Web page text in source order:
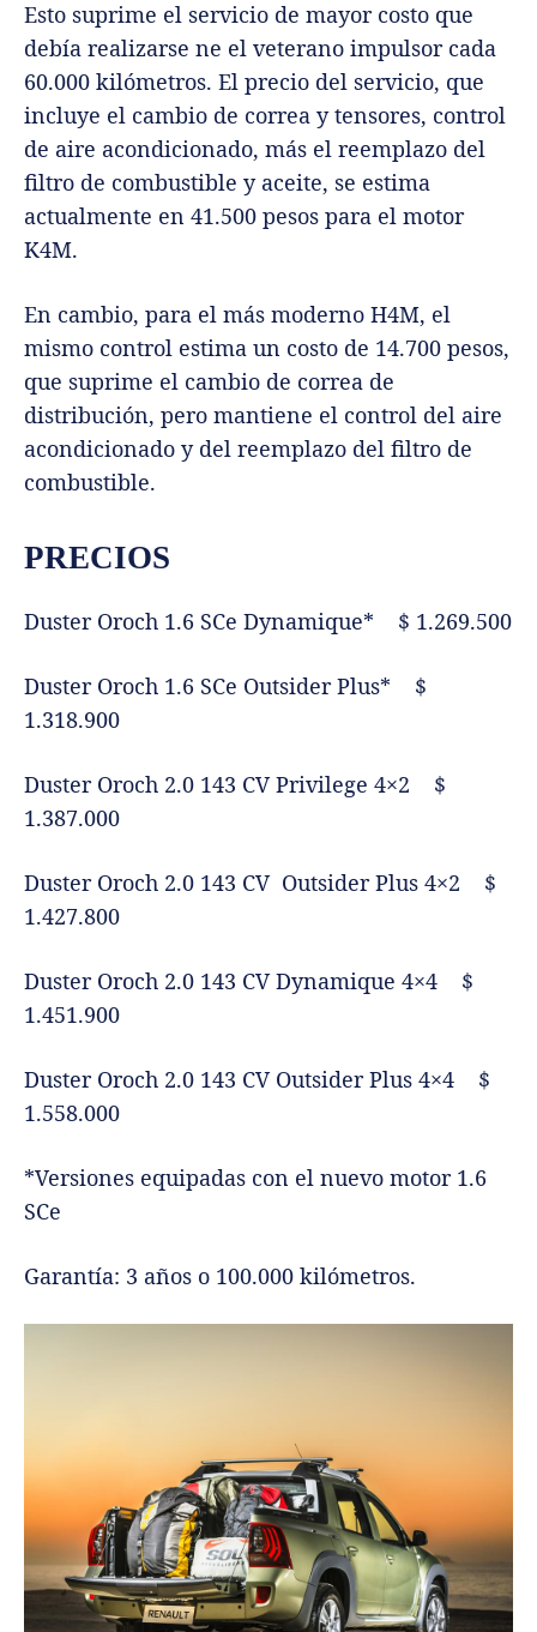
Esto suprime el servicio de mayor costo que
debía realizarse ne el veterano impulsor cada
60.000 kilómetros. El precio del servicio, que
incluye el cambio de correa y tensores, control
de aire acondicionado, más el reemplazo del
filtro de combustible y aceite, se estima
actualmente en 41.500 pesos para el motor
K4M.
En cambio, para el más moderno H4M, el
mismo control estima un costo de 14.700 pesos,
que suprime el cambio de correa de
distribución, pero mantiene el control del aire
acondicionado y del reemplazo del filtro de
combustible.
PRECIOS
Duster Oroch 1.6 SCe Dynamique* $ 1.269.500
Duster Oroch 1.6 SCe Outsider Plus* $
1.318.900
Duster Oroch 2.0 143 CV Privilege 4×2 $
1.387.000
Duster Oroch 2.0 143 CV Outsider Plus 4×2 $
1.427.800
Duster Oroch 2.0 143 CV Dynamique 4×4 $
1.451.900
Duster Oroch 2.0 143 CV Outsider Plus 4×4 $
1.558.000
*Versiones equipadas con el nuevo motor 1.6
SCe
Garantía: 3 años o 100.000 kilómetros.